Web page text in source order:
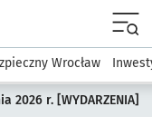
Dla mieszkańca
Wrocław
2026 r. [WYDARZENIA]